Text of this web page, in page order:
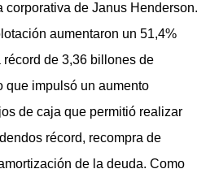
corporativa de Janus Henderson.
aumentaron un 51,4%
récord de 3,36 billones de
que impulsó un aumento
de caja que permitió realizar
récord, recompra de
de la deuda. Como